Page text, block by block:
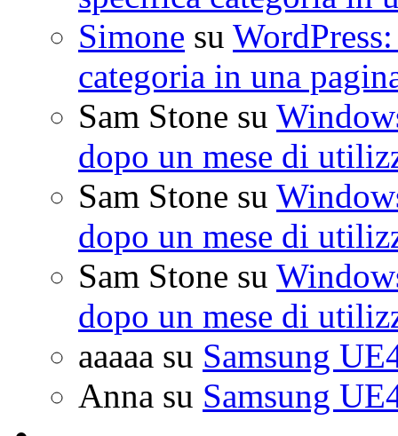
Simone su
categoria in una
Sam Stone su
dopo un mese di
Sam Stone su
dopo un mese di
Sam Stone su
dopo un mese di
aaaaa su Samsung
Anna su Samsung